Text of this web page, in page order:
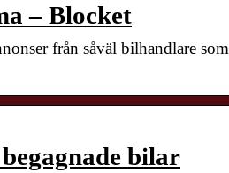
– Blocket
från såväl bilhandlare som
bilar